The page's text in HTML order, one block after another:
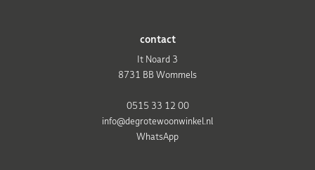
contact
It Noard 3
8731 BB Wommels
0515 33 12 00
info@degrotewoonwinkel.nl
WhatsApp